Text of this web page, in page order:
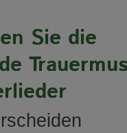
Sie die